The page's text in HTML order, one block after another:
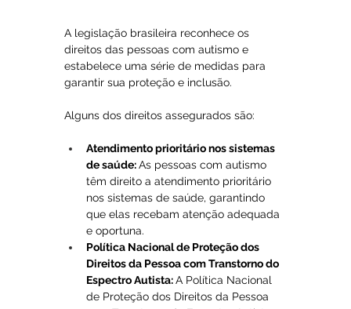
A legislação brasileira reconhece os
direitos das pessoas com autismo e
estabelece uma série de medidas para
garantir sua proteção e inclusão.
Alguns dos direitos assegurados são:
Atendimento prioritário nos sistemas
de saúde: As pessoas com autismo
têm direito a atendimento prioritário
nos sistemas de saúde, garantindo
que elas recebam atenção adequada
e oportuna.
Política Nacional de Proteção dos
Direitos da Pessoa com Transtorno do
Espectro Autista: A Política Nacional
de Proteção dos Direitos da Pessoa